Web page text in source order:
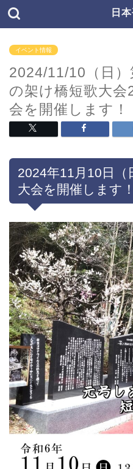
日
イベント情報
2024/11/10（日
の架け橋短歌大会
会を開催します！
2024年11月10日（
大会を開催します！